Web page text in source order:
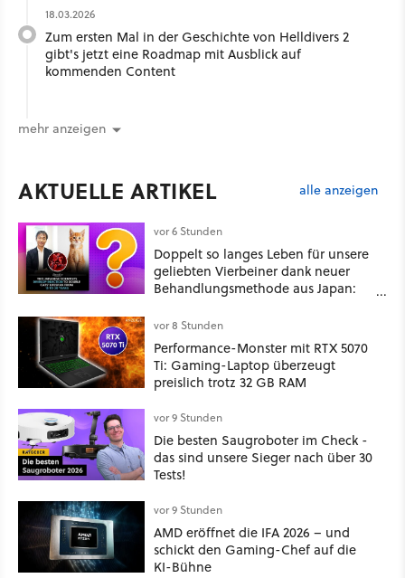
18.03.2026
Zum ersten Mal in der Geschichte von Helldivers 2
gibt's jetzt eine Roadmap mit Ausblick auf
kommenden Content
mehr anzeigen
AKTUELLE ARTIKEL alle anzeigen
vor 6 Stunden
Doppelt so langes Leben für unsere
geliebten Vierbeiner dank neuer
Behandlungsmethode aus Japan:
Kommentare zeigt, dass es nicht so
einfach ist
vor 8 Stunden
Performance-Monster mit RTX 5070
Ti: Gaming-Laptop überzeugt
preislich trotz 32 GB RAM
vor 9 Stunden
Die besten Saugroboter im Check -
das sind unsere Sieger nach über 30
Tests!
vor 9 Stunden
AMD eröffnet die IFA 2026 – und
schickt den Gaming-Chef auf die
KI-Bühne